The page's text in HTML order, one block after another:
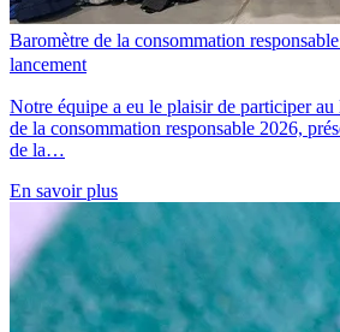
Baromètre de la consommation
lancement
Notre équipe a eu le plaisir de participer
de la consommation responsable 2026,
de la…
En savoir plus